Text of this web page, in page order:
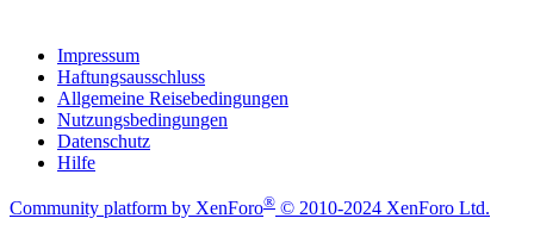
Impressum
Haftungsausschluss
Allgemeine Reisebedingungen
Nutzungsbedingungen
Datenschutz
Hilfe
Community platform by XenForo® © 2010-2024 XenForo Ltd.